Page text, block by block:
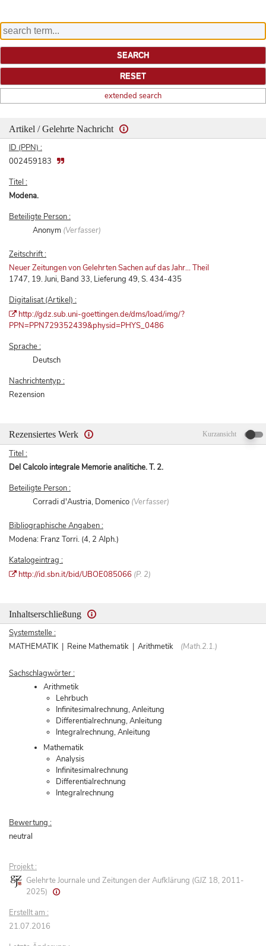
extended search
Artikel / Gelehrte Nachricht
ID (PPN) :
002459183
Titel :
Modena.
Beteiligte Person :
Anonym (Verfasser)
Zeitschrift :
Neuer Zeitungen von Gelehrten Sachen auf das Jahr... Theil
1747, 19. Juni, Band 33, Lieferung 49, S. 434-435
Digitalisat (Artikel) :
http://gdz.sub.uni-goettingen.de/dms/load/img/?
PPN=PPN729352439&physid=PHYS_0486
Sprache :
Deutsch
Nachrichtentyp :
Rezension
Rezensiertes Werk Kurzansicht
Titel :
Del Calcolo integrale Memorie analitiche. T. 2.
Beteiligte Person :
Corradi d'Austria, Domenico (Verfasser)
Bibliographische Angaben :
Modena: Franz Torri. (4, 2 Alph.)
Katalogeintrag :
http://id.sbn.it/bid/UBOE085066 (P. 2)
Inhaltserschließung
Systemstelle :
MATHEMATIK | Reine Mathematik | Arithmetik
(Math.2.1.)
Sachschlagwörter :
Arithmetik
Lehrbuch
Infinitesimalrechnung, Anleitung
Differentialrechnung, Anleitung
Integralrechnung, Anleitung
Mathematik
Analysis
Infinitesimalrechnung
Differentialrechnung
Integralrechnung
Bewertung :
neutral
Projekt :
Gelehrte Journale und Zeitungen der Aufklärung (GJZ 18, 2011-
2025)
Erstellt am :
21.07.2016